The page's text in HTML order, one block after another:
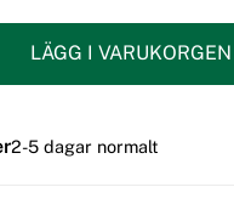
LÄGG I VARUKORGEN
2-5 dagar normalt